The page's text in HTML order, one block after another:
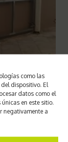
como las
dispositivo. El
datos como el
en este sitio.
negativamente a